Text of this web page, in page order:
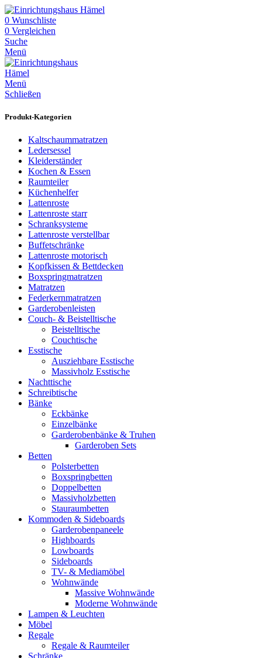
0 Wunschliste
0 Vergleichen
Suche
Menü
Menü
Schließen
Produkt-Kategorien
Kaltschaummatratzen
Ledersessel
Kleiderständer
Kochen & Essen
Raumteiler
Küchenhelfer
Lattenroste
Lattenroste starr
Schranksysteme
Lattenroste verstellbar
Buffetschränke
Lattenroste motorisch
Kopfkissen & Bettdecken
Boxspringmatratzen
Matratzen
Federkernmatratzen
Garderobenleisten
Couch- & Beistelltische
Beistelltische
Couchtische
Esstische
Ausziehbare Esstische
Massivholz Esstische
Nachttische
Schreibtische
Bänke
Eckbänke
Einzelbänke
Garderobenbänke & Truhen
Garderoben Sets
Betten
Polsterbetten
Boxspringbetten
Doppelbetten
Massivholzbetten
Stauraumbetten
Kommoden & Sideboards
Garderobenpaneele
Highboards
Lowboards
Sideboards
TV- & Mediamöbel
Wohnwände
Massive Wohnwände
Moderne Wohnwände
Lampen & Leuchten
Möbel
Regale
Regale & Raumteiler